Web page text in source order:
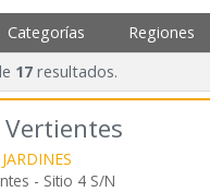
Categorías Regiones
17resultados.
JARDINES
- Sitio 4 S/N